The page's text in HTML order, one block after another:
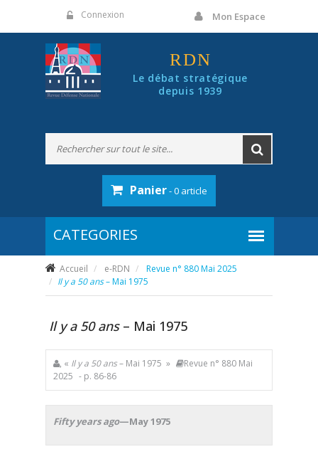
Connexion Mon Espace
RDN
Le débat stratégique
depuis 1939
Panier- 0 article
Accueil e-RDN
Revue n° 880 Mai 2025
Il y a 50 ans– Mai 1975
Il y a 50 ans– Mai 1975
, « Il y a 50 ans– Mai 1975 »
Revue n° 880 Mai
2025 - p. 86-86
Fifty years ago—May 1975